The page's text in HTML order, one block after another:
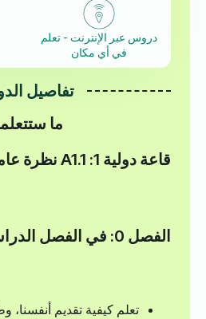
دروس عبر الإنترنت - تعلم
في أي مكان
تفاصيل
ما
قاعة دولية 1: A1.1 نظرة عامة
الفصل 0: في الفصل الدراسي (En El Aula)
تعلم كيفية تقديم أنفسنا،